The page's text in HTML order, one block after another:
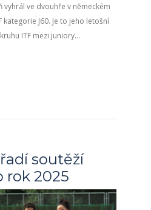
vyhrál ve dvouhře v německém
kategorie J60. Je to jeho letošní
ITF mezi juniory...
soutěží
rok 2025